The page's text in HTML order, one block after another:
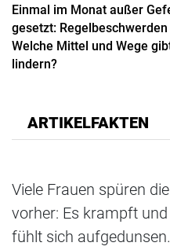
Einmal im Monat außer
gesetzt:
Welche Mittel und Wege
lindern?
ARTIKELFAKTEN
Viele Frauen spüren
vorher: Es krampft
fühlt sich